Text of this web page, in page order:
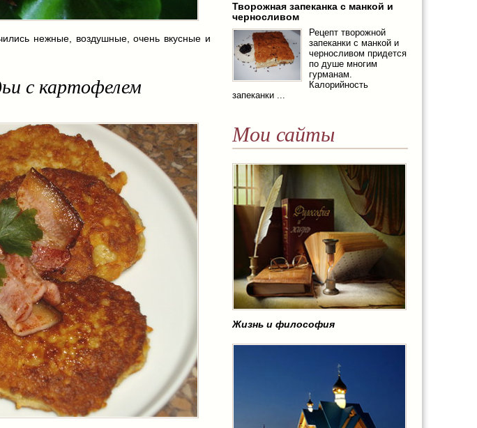
нежные, воздушные, очень вкусные и
с картофелем
Творожная запеканка с манкой и
черносливом
Рецепт творожной
запеканки с манкой и
черносливом придется
по душе многим
гурманам.
Калорийность
запеканки ...
Мои сайты
Жизнь и философия